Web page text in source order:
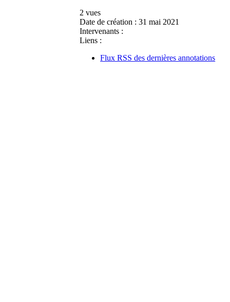
2 vues
Date de création : 31 mai 2021
Intervenants :
Liens :
Flux RSS des dernières annotations